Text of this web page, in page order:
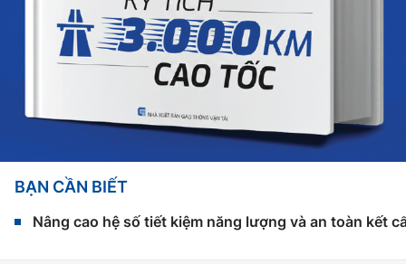
BẠN CẦN BIẾT
Nâng cao hệ số tiết kiệm năng lượng và an toàn kết